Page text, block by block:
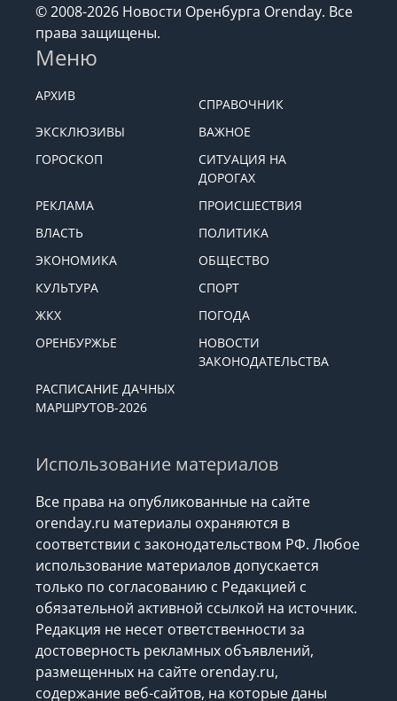
© 2008-2026 Новости Оренбурга Orenday. Все
права защищены.
Меню
АРХИВ
СПРАВОЧНИК
ЭКСКЛЮЗИВЫ
ВАЖНОЕ
ГОРОСКОП
СИТУАЦИЯ НА
ДОРОГАХ
РЕКЛАМА
ПРОИСШЕСТВИЯ
ВЛАСТЬ
ПОЛИТИКА
ЭКОНОМИКА
ОБЩЕСТВО
КУЛЬТУРА
СПОРТ
ЖКХ
ПОГОДА
ОРЕНБУРЖЬЕ
НОВОСТИ
ЗАКОНОДАТЕЛЬСТВА
РАСПИСАНИЕ ДАЧНЫХ
МАРШРУТОВ-2026
Использование материалов
Все права на опубликованные на сайте
orenday.ru материалы охраняются в
соответствии с законодательством РФ. Любое
использование материалов допускается
только по согласованию с Редакцией с
обязательной активной ссылкой на источник.
Редакция не несет ответственности за
достоверность рекламных объявлений,
размещенных на сайте orenday.ru,
содержание веб-сайтов, на которые даны